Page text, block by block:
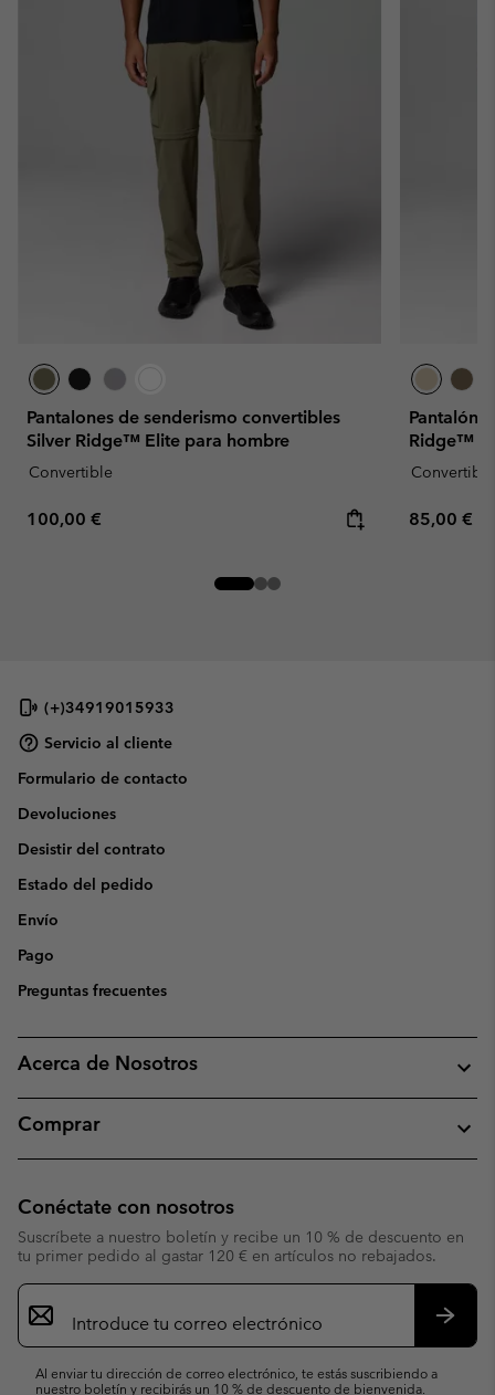
Pantalones de senderismo convertibles
Silver Ridge™ Elite para hombre
Convertible
Regular price:
100,00 €
Pantalón
Ridge™
Convertible
Regular
85,00 €
(+)34919015933
Servicio al cliente
Formulario de contacto
Devoluciones
Desistir del contrato
Estado del pedido
Envío
Pago
Preguntas frecuentes
Acerca de Nosotros
Comprar
Conéctate con nosotros
Suscríbete a nuestro boletín y recibe un 10 % de descuento en
tu primer pedido al gastar 120 € en artículos no rebajados.
Suscripción
de
correo
Al enviar tu dirección de correo electrónico, te estás suscribiendo a
nuestro boletín y recibirás un 10 % de descuento de bienvenida.